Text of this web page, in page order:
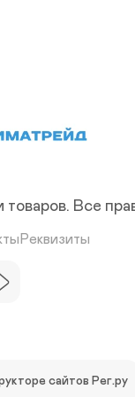
товаров. Все
Реквизиты
сайтов Рег.ру